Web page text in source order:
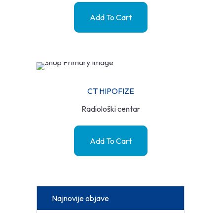
Add To Cart
CT HIPOFIZE
Radiološki centar
Add To Cart
Najnovije objave